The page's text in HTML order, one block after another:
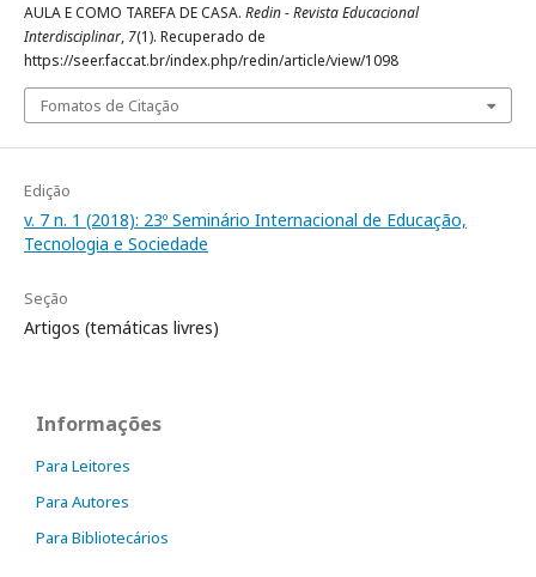
AULA E COMO TAREFA DE CASA. Redin - Revista Educacional
Interdisciplinar, 7(1). Recuperado de
https://seer.faccat.br/index.php/redin/article/view/1098
Fomatos de Citação
Edição
v. 7 n. 1 (2018): 23º Seminário Internacional de Educação,
Tecnologia e Sociedade
Seção
Artigos (temáticas livres)
Informações
Para Leitores
Para Autores
Para Bibliotecários